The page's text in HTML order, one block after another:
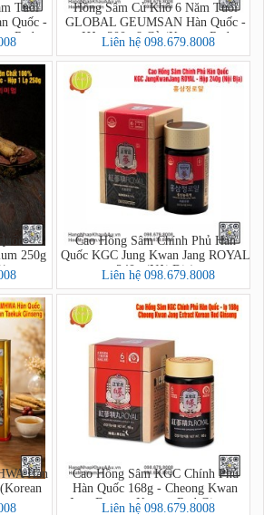
Tuổi
Quốc -
Red
Hồng Sâm Củ Khô 6 Năm Tuổi
GLOBAL GEUMSAN Hàn Quốc -
Hộp 300g 8 Củ (Korean Red
Ginseng)
Liên hệ 098.679.8008
250g
Cao Hồng Sâm Chính Phủ Hàn
Quốc KGC Jung Kwan Jang ROYAL
240g (Nội Địa)
Liên hệ 098.679.8008
Hàn
Cao Hồng Sâm KGC Chính Phủ
Hàn Quốc 168g - Cheong Kwan
Jang Extract Korean Red Ginseng
Liên hệ 098.679.8008